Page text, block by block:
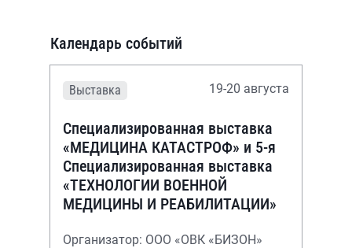
Календарь событий
Выставка 19-20 августа
Специализированная выставка
«МЕДИЦИНА КАТАСТРОФ» и 5-я
Специализированная выставка
«ТЕХНОЛОГИИ ВОЕННОЙ
МЕДИЦИНЫ И РЕАБИЛИТАЦИИ»
Организатор: ООО «ОВК «БИЗОН»